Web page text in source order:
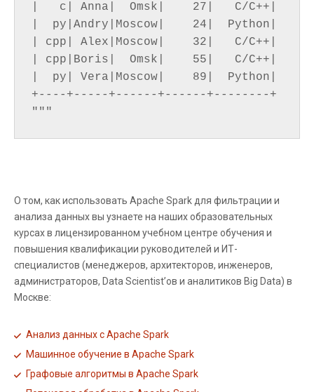
|   c| Anna|  Omsk|    27|   C/C++|
|  py|Andry|Moscow|    24|  Python|
| cpp| Alex|Moscow|    32|   C/C++|
| cpp|Boris|  Omsk|    55|   C/C++|
|  py| Vera|Moscow|    89|  Python|
+----+-----+------+------+--------+
О том, как использовать Apache Spark для фильтрации и
анализа данных вы узнаете на наших образовательных
курсах в лицензированном учебном центре обучения и
повышения квалификации руководителей и ИТ-
специалистов (менеджеров, архитекторов, инженеров,
администраторов, Data Scientist’ов и аналитиков Big Data) в
Москве:
Анализ данных с Apache Spark
Машинное обучение в Apache Spark
Графовые алгоритмы в Apache Spark